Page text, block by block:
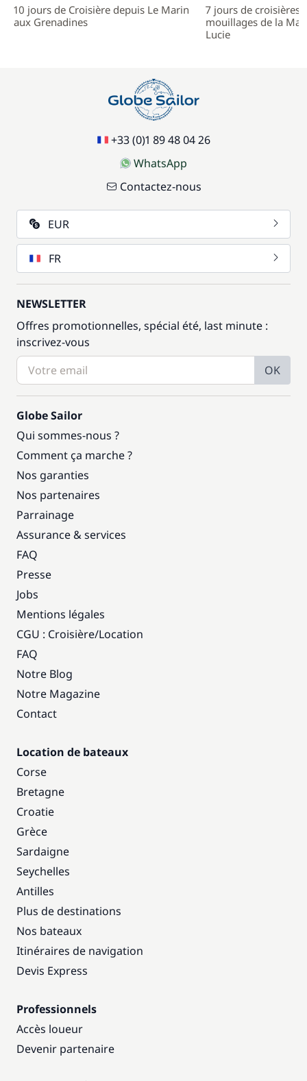
10 jours de Croisière depuis Le Marin
aux Grenadines
7 jours de croisières
mouillages de la
Lucie
+33 (0)1 89 48 04 26
WhatsApp
Contactez-nous
EUR
FR
NEWSLETTER
Offres promotionnelles, spécial été, last minute :
inscrivez-vous
OK
Globe Sailor
Qui sommes-nous ?
Comment ça marche ?
Nos garanties
Nos partenaires
Parrainage
Assurance & services
FAQ
Presse
Jobs
Mentions légales
CGU : Croisière/Location
FAQ
Notre Blog
Notre Magazine
Contact
Location de bateaux
Corse
Bretagne
Croatie
Grèce
Sardaigne
Seychelles
Antilles
Plus de destinations
Nos bateaux
Itinéraires de navigation
Devis Express
Professionnels
Accès loueur
Devenir partenaire